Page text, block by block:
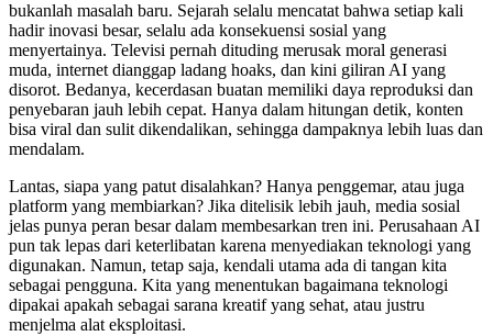
bukanlah masalah baru. Sejarah selalu mencatat bahwa setiap kali
hadir inovasi besar, selalu ada konsekuensi sosial yang
menyertainya. Televisi pernah dituding merusak moral generasi
muda, internet dianggap ladang hoaks, dan kini giliran AI yang
disorot. Bedanya, kecerdasan buatan memiliki daya reproduksi dan
penyebaran jauh lebih cepat. Hanya dalam hitungan detik, konten
bisa viral dan sulit dikendalikan, sehingga dampaknya lebih luas dan
mendalam.
Lantas, siapa yang patut disalahkan? Hanya penggemar, atau juga
platform yang membiarkan? Jika ditelisik lebih jauh, media sosial
jelas punya peran besar dalam membesarkan tren ini. Perusahaan AI
pun tak lepas dari keterlibatan karena menyediakan teknologi yang
digunakan. Namun, tetap saja, kendali utama ada di tangan kita
sebagai pengguna. Kita yang menentukan bagaimana teknologi
dipakai apakah sebagai sarana kreatif yang sehat, atau justru
menjelma alat eksploitasi.